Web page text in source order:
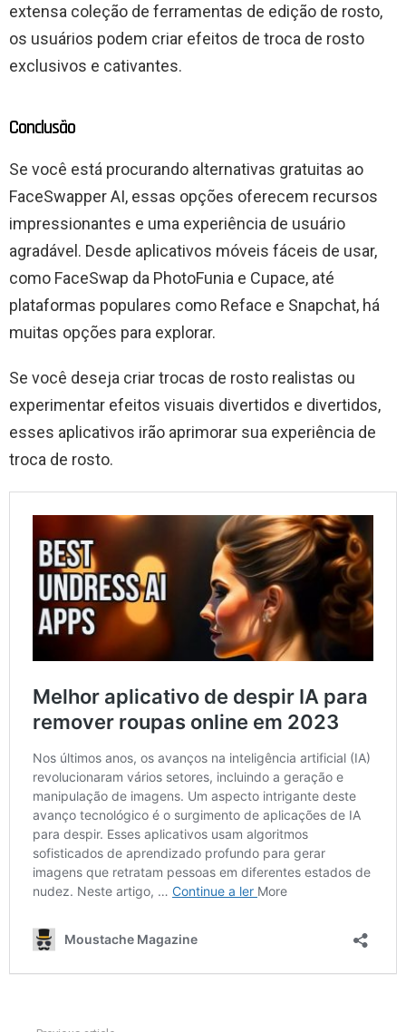
extensa coleção de ferramentas de edição de rosto,
os usuários podem criar efeitos de troca de rosto
exclusivos e cativantes.
Conclusão
Se você está procurando alternativas gratuitas ao
FaceSwapper AI, essas opções oferecem recursos
impressionantes e uma experiência de usuário
agradável. Desde aplicativos móveis fáceis de usar,
como FaceSwap da PhotoFunia e Cupace, até
plataformas populares como Reface e Snapchat, há
muitas opções para explorar.
Se você deseja criar trocas de rosto realistas ou
experimentar efeitos visuais divertidos e divertidos,
esses aplicativos irão aprimorar sua experiência de
troca de rosto.